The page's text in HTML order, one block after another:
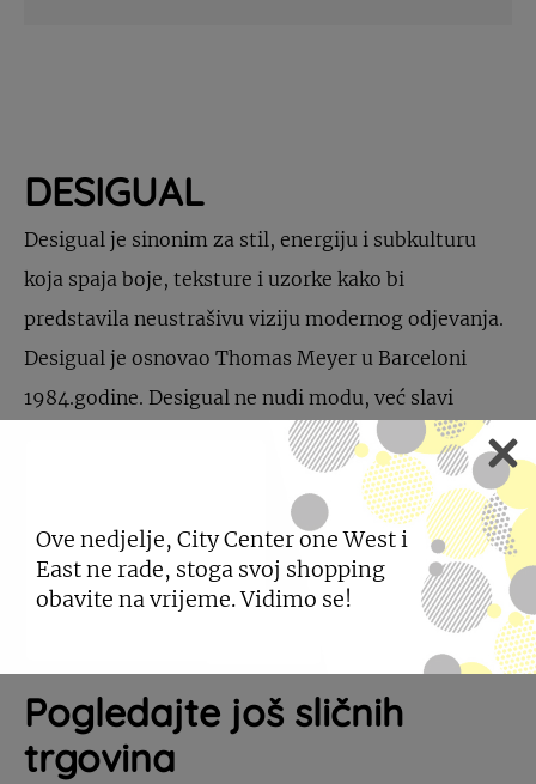
DESIGUAL
Desigual je sinonim za stil, energiju i subkulturu
koja spaja boje, teksture i uzorke kako bi
predstavila neustrašivu viziju modernog odjevanja.
Desigual je osnovao Thomas Meyer u Barceloni
1984.godine. Desigual ne nudi modu, već slavi
individualnost i inspirira promijene, kroz svoj
jedinstveni pogled na svijet stila, kroz leću moderne
Pogledajte još sličnih
trgovina
Ove nedjelje, City Center one West i
East ne rade, stoga svoj shopping
obavite na vrijeme. Vidimo se!